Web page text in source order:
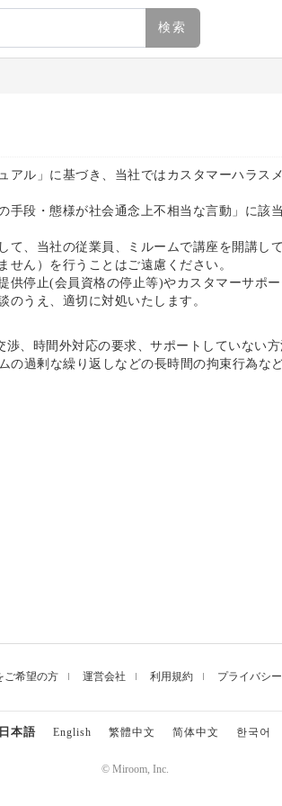
検索
ル」に基づき、当社ではカスタマーハラス
手段・態様が社会通念上不相当な言動」に該
て、当社の従業員、ミルームで講座を開講し
ん）を行うことはご遠慮ください。
停止(会員資格の停止等)やカスタマーサポ
うえ、適切に対処いたします。
、時間外対応の要求、サポートしていない
過剰な繰り返しなどの長時間の拘束行為など
ご希望の方 運営会社 利用規約 プライバシ
日本語 English 繁體中文 简体中文 한국어
© Miroom, Inc.